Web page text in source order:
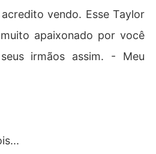
vendo. Esse Taylor
apaixonado por você
irmãos assim. - Meu